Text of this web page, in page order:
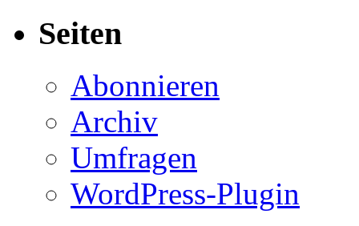
Seiten
Abonnieren
Archiv
Umfragen
WordPress-Plugin